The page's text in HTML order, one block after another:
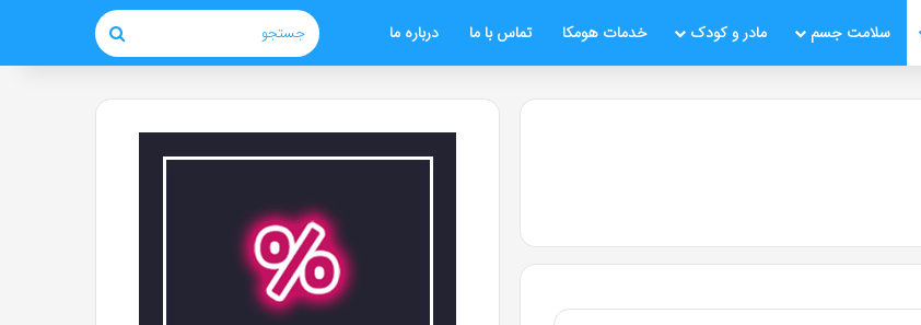
سلامت جسم مادر و کودک خدمات هومکا تماس با ما درباره ما جستجو